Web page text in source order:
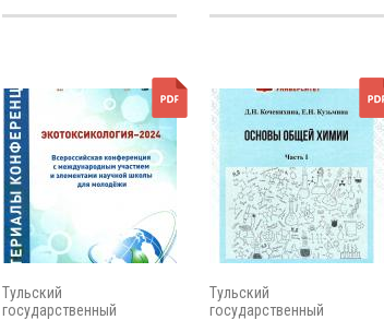
Тульский
государственный
Тульский
государственный